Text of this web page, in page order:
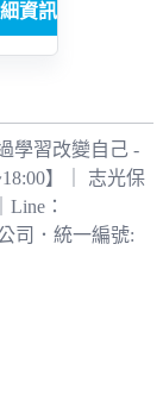
資訊
學習改變自己 -
】｜ 志光保
：
司 ． 統一編號: